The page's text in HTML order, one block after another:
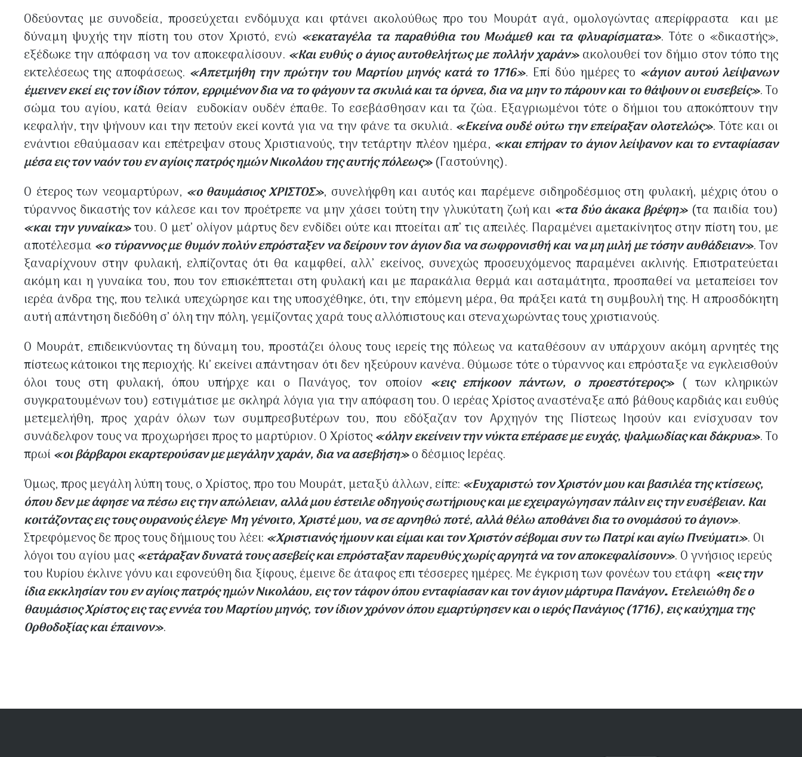
Οδεύοντας με συνοδεία, προσεύχεται ενδόμυχα και φτάνει ακολούθως προ του Μουράτ αγά, ομολογώντας απερίφραστα και με
δύναμη ψυχής την πίστη του στον Χριστό, ενώ «εκαταγέλα τα παραθύθια του Μωάμεθ και τα φλυαρίσματα». Τότε ο «δικαστής»,
εξέδωκε την απόφαση να τον αποκεφαλίσουν. «Και ευθύς ο άγιος αυτοθελήτως με πολλήν χαράν»ακολουθεί τον δήμιο στον τόπο της
εκτελέσεως της αποφάσεως. «Απετμήθη την πρώτην του Μαρτίου μηνός κατά το 1716». Επί δύο ημέρες το «άγιον αυτού λείψανων
έμεινεν εκεί εις τον ίδιον τόπον, ερριμένον δια να το φάγουν τα σκυλιά και τα όρνεα, δια να μην το πάρουν και το θάψουν οι ευσεβείς». Το
σώμα του αγίου, κατά θείαν ευδοκίαν ουδέν έπαθε. Το εσεβάσθησαν και τα ζώα. Εξαγριωμένοι τότε ο δήμιοι του αποκόπτουν την
κεφαλήν, την ψήνουν και την πετούν εκεί κοντά για να την φάνε τα σκυλιά. «Εκείνα ουδέ ούτω την επείραξαν ολοτελώς». Τότε και οι
ενάντιοι εθαύμασαν και επέτρεψαν στους Χριστιανούς, την τετάρτην πλέον ημέρα, «και επήραν το άγιον λείψανον και το ενταφίασαν
μέσα εις τον ναόν του εν αγίοις πατρός ημών Νικολάου της αυτής πόλεως»(Γαστούνης).
Ο έτερος των νεομαρτύρων, «ο θαυμάσιος ΧΡΙΣΤΟΣ», συνελήφθη και αυτός και παρέμενε σιδηροδέσμιος στη φυλακή, μέχρις ότου ο
τύραννος δικαστής τον κάλεσε και τον προέτρεπε να μην χάσει τούτη την γλυκύτατη ζωή και «τα δύο άκακα βρέφη»(τα παιδία του)
«και την γυναίκα»του. Ο μετ’ ολίγον μάρτυς δεν ενδίδει ούτε και πτοείται απ’ τις απειλές. Παραμένει αμετακίνητος στην πίστη του, με
αποτέλεσμα «ο τύραννος με θυμόν πολύν επρόσταξεν να δείρουν τον άγιον δια να σωφρονισθή και να μη μιλή με τόσην αυθάδειαν». Τον
ξαναρίχνουν στην φυλακή, ελπίζοντας ότι θα καμφθεί, αλλ’ εκείνος, συνεχώς προσευχόμενος παραμένει ακλινής. Επιστρατεύεται
ακόμη και η γυναίκα του, που τον επισκέπτεται στη φυλακή και με παρακάλια θερμά και ασταμάτητα, προσπαθεί να μεταπείσει τον
ιερέα άνδρα της, που τελικά υπεχώρησε και της υποσχέθηκε, ότι, την επόμενη μέρα, θα πράξει κατά τη συμβουλή της. Η απροσδόκητη
αυτή απάντηση διεδόθη σ’ όλη την πόλη, γεμίζοντας χαρά τους αλλόπιστους και στεναχωρώντας τους χριστιανούς.
Ο Μουράτ, επιδεικνύοντας τη δύναμη του, προστάζει όλους τους ιερείς της πόλεως να καταθέσουν αν υπάρχουν ακόμη αρνητές της
πίστεως κάτοικοι της περιοχής. Κι’ εκείνει απάντησαν ότι δεν ηξεύρουν κανένα. Θύμωσε τότε ο τύραννος και επρόσταξε να εγκλεισθούν
όλοι τους στη φυλακή, όπου υπήρχε και ο Πανάγος, τον οποίον «εις επήκοον πάντων, ο προεστότερος»( των κληρικών
συγκρατουμένων του) εστιγμάτισε με σκληρά λόγια για την απόφαση του. Ο ιερέας Χρίστος αναστέναξε από βάθους καρδιάς και ευθύς
μετεμελήθη, προς χαράν όλων των συμπρεσβυτέρων του, που εδόξαζαν τον Αρχηγόν της Πίστεως Ιησούν και ενίσχυσαν τον
συνάδελφον τους να προχωρήσει προς το μαρτύριον. Ο Χρίστος«όλην εκείνειν την νύκτα επέρασε με ευχάς, ψαλμωδίας και δάκρυα». Το
πρωί «οι βάρβαροι εκαρτερούσαν με μεγάλην χαράν, δια να ασεβήση»ο δέσμιος Ιερέας.
Όμως, προς μεγάλη λύπη τους, ο Χρίστος, προ του Μουράτ, μεταξύ άλλων, είπε: «Ευχαριστώ τον Χριστόν μου και βασιλέα της κτίσεως,
όπου δεν με άφησε να πέσω εις την απώλειαν, αλλά μου έστειλε οδηγούς σωτήριους και με εχειραγώγησαν πάλιν εις την ευσέβειαν. Και
κοιτάζοντας εις τους ουρανούς έλεγε∙ Μη γένοιτο, Χριστέ μου, να σε αρνηθώ ποτέ, αλλά θέλω αποθάνει δια το ονομάσού το άγιον».
Στρεφόμενος δε προς τους δήμιους του λέει: «Χριστιανός ήμουν και είμαι και τον Χριστόν σέβομαι συν τω Πατρί και αγίω Πνεύματι». Οι
λόγοι του αγίου μας«ετάραξαν δυνατά τους ασεβείς και επρόσταξαν παρευθύς χωρίς αργητά να τον αποκεφαλίσουν». Ο γνήσιος ιερεύς
του Κυρίου έκλινε γόνυ και εφονεύθη δια ξίφους, έμεινε δε άταφος επι τέσσερες ημέρες. Με έγκριση των φονέων του ετάφη «εις την
ίδια εκκλησίαν του εν αγίοις πατρός ημών Νικολάου, εις τον τάφον όπου ενταφίασαν και τον άγιον μάρτυρα Πανάγον… Ετελειώθη δε ο
θαυμάσιος Χρίστος εις τας εννέα του Μαρτίου μηνός, τον ίδιον χρόνον όπου εμαρτύρησεν και ο ιερός Πανάγιος (1716), εις καύχημα της
Ορθοδοξίας και έπαινον».